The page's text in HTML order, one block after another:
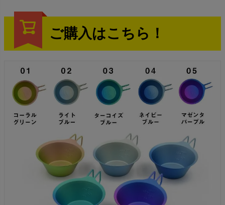
ご購入はこちら！